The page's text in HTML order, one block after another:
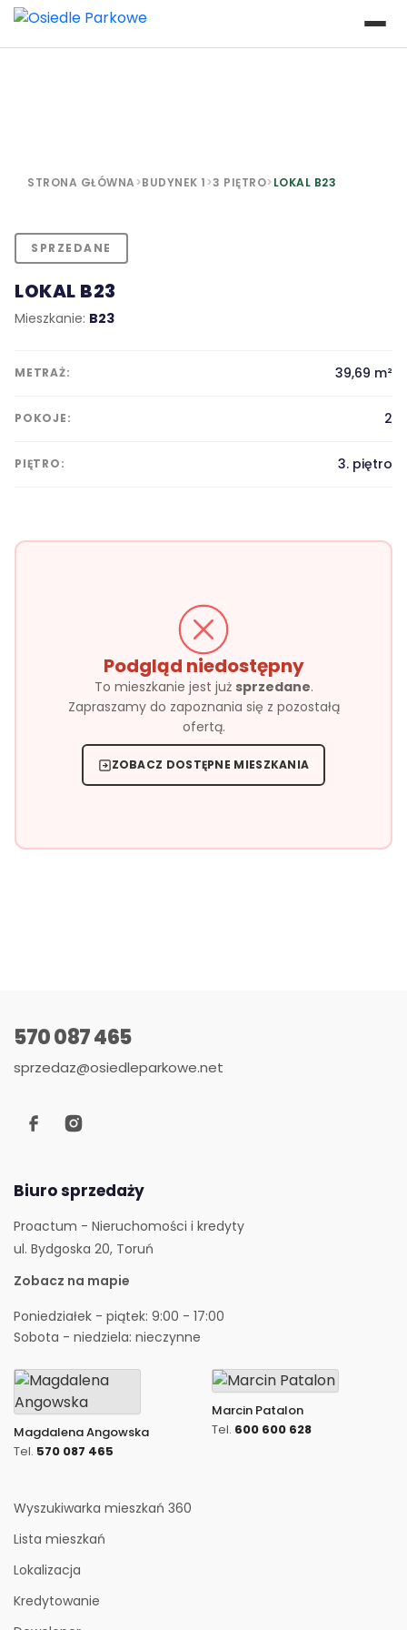
STRONA GŁÓWNA>BUDYNEK 1>3 PIĘTRO> LOKAL B23
SPRZEDANE
LOKAL B23
Mieszkanie: B23
METRAŻ: 39,69 m²
POKOJE: 2
PIĘTRO: 3. piętro
Podgląd niedostępny
To mieszkanie jest już sprzedane.
Zapraszamy do zapoznania się z pozostałą
ofertą.
ZOBACZ DOSTĘPNE MIESZKANIA
570 087 465
sprzedaz@osiedleparkowe.net
Biuro sprzedaży
Proactum - Nieruchomości i kredyty
ul. Bydgoska 20, Toruń
Zobacz na mapie
Poniedziałek - piątek: 9:00 - 17:00
Sobota - niedziela: nieczynne
Magdalena Angowska
Tel. 570 087 465
Marcin Patalon
Tel. 600 600 628
Wyszukiwarka mieszkań 360
Lista mieszkań
Lokalizacja
Kredytowanie